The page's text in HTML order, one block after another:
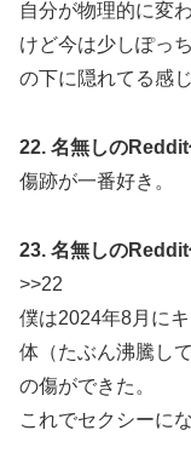
自分が物理的に変
けど今は少しぽっ
の下に隠れてる感
22. 名無しの
傷跡が一番好き。
23. 名無しの
>>22
僕は2024年8月に
体（たぶん沸騰し
の傷ができた。
これでセクシーに